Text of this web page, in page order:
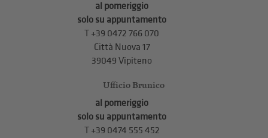
al pomeriggio
solo su appuntamento
T +39 0472 766 070
Città Nuova 17
39049 Vipiteno
Ufficio Brunico
al pomeriggio
solo su appuntamento
T+39 0474 555 452